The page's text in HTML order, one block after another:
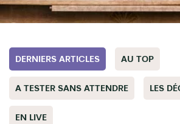
DERNIERS ARTICLES AU TOP
A TESTER SANS ATTENDRE LES
EN LIVE